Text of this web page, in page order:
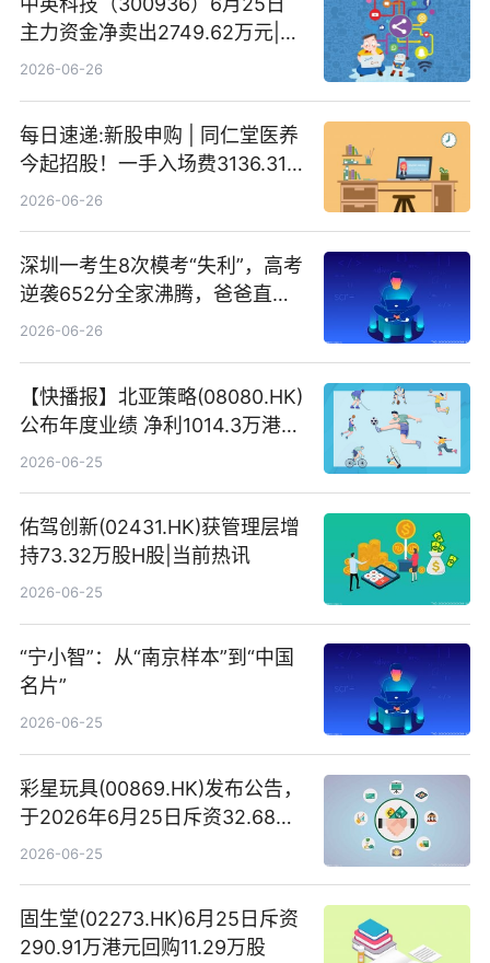
主力资金净卖出2749.62万元|每
日速看
2026-06-26
每日速递:新股申购 | 同仁堂医养
今起招股！一手入场费3136.31
港元
2026-06-26
深圳一考生8次模考“失利”，高考
逆袭652分全家沸腾，爸爸直呼
“没查错吧” 焦点简讯
2026-06-26
【快播报】北亚策略(08080.HK)
公布年度业绩 净利1014.3万港元
同比扭亏为盈
2026-06-25
佑驾创新(02431.HK)获管理层增
持73.32万股H股|当前热讯
2026-06-25
“宁小智”：从“南京样本”到“中国
名片”
2026-06-25
彩星玩具(00869.HK)发布公告，
于2026年6月25日斥资32.68万
港元回购68.4万股|焦点速讯
2026-06-25
固生堂(02273.HK)6月25日斥资
290.91万港元回购11.29万股